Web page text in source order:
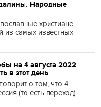
Народные
христиане
из самых известных
на 4 августа 2022
в этот день
о том, что 4
(то есть переход)